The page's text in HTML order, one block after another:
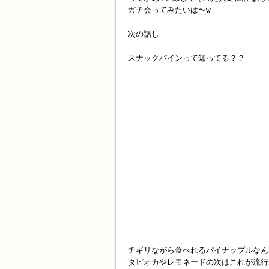
ガチ会ってみたいは〜w
次の話し
スナックパインって知ってる？？
チギリながら食べれるパイナップルな
タピオカやレモネードの次はこれが流